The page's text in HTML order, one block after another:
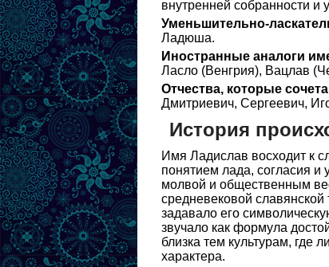
внутренней собранности и
Уменьшительно-
Ладюша.
Иностранные аналоги
Ласло (Венгрия), Вацлав
Отчества, которые
Дмитриевич, Сергеевич,
История
Имя Ладислав восходит к
понятием лада, согласия и
молвой и общественным
средневековой славянской
задавало его
звучало как формула
близка тем культурам, где
характера.